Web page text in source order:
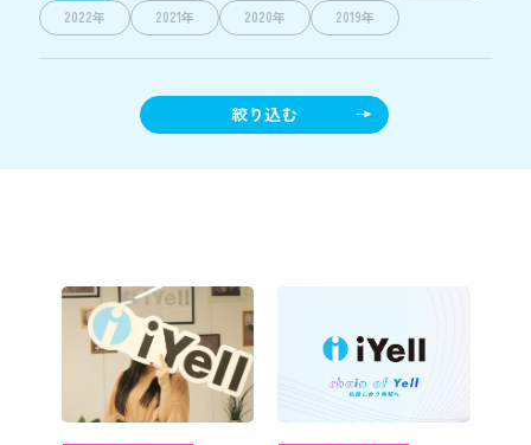
2022年
2021年 2020年 2019年
絞り込む